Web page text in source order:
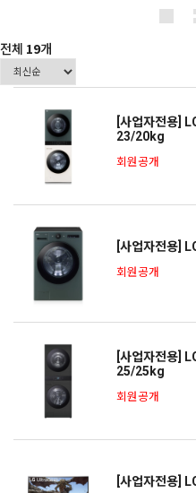
전체 19개
[사업자전용]
23/20kg
회원공개
[사업자전용]
회원공개
[사업자전용]
25/25kg
회원공개
[사업자전용]